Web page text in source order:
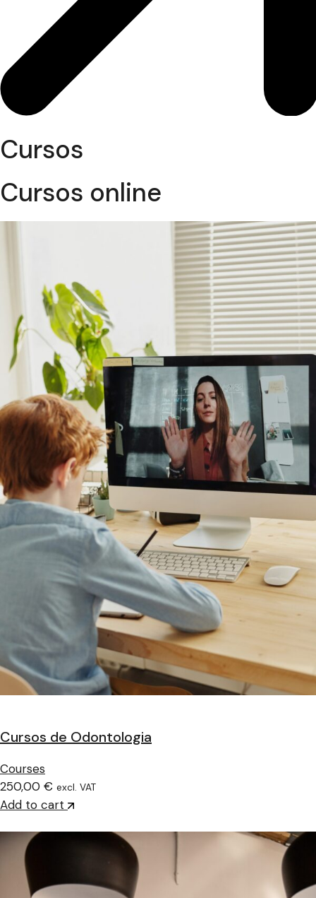
Cursos
Cursos online
Cursos de Odontologia
Courses
250,00 € excl. VAT
Add to cart